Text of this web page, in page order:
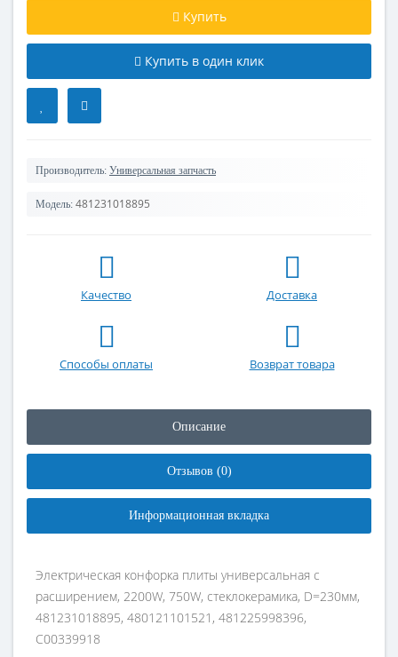
Купить
Купить в один клик
Производитель: Универсальная запчасть
Модель: 481231018895
Качество Доставка
Способы оплаты Возврат товара
Описание
Отзывов (0)
Информационная вкладка
Электрическая конфорка плиты универсальная с
расширением, 2200W, 750W, стеклокерамика, D=230мм,
481231018895, 480121101521, 481225998396,
C00339918